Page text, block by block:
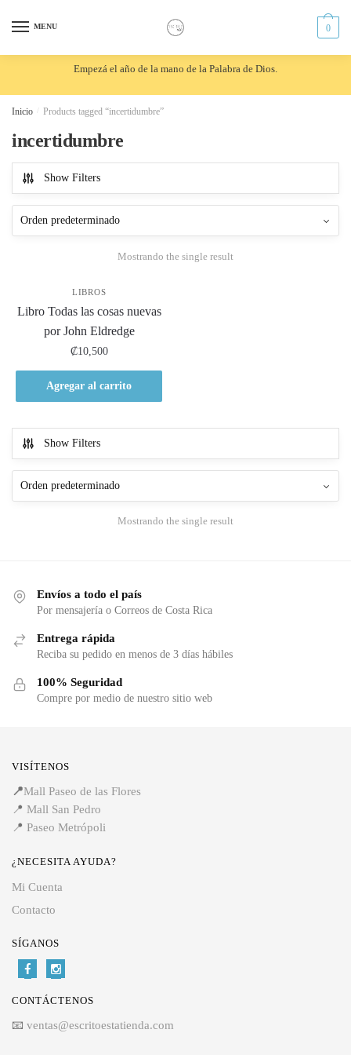
MENU 0
Empezá el año de la mano de la Palabra de Dios.
Inicio Products tagged “incertidumbre”
incertidumbre
Show Filters
Mostrando the single result
LIBROS
Libro Todas las cosas nuevas
por John Eldredge
₡10,500
Agregar al carrito
Show Filters
Mostrando the single result
Envíos a todo el país
Por mensajería o Correos de Costa Rica
Entrega rápida
Reciba su pedido en menos de 3 días hábiles
100% Seguridad
Compre por medio de nuestro sitio web
VISÍTENOS
📍Mall Paseo de las Flores
📍 Mall San Pedro
📍 Paseo Metrópoli
¿NECESITA AYUDA?
Mi Cuenta
Contacto
SÍGANOS
CONTÁCTENOS
📧 ventas@escritoestatienda.com